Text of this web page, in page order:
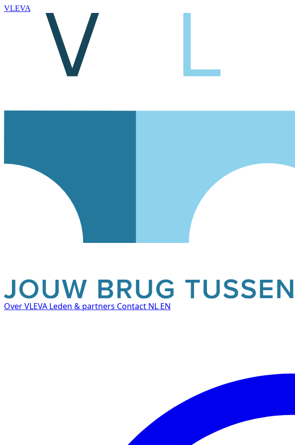
VLEVA
Over VLEVA Leden & partners Contact NL EN